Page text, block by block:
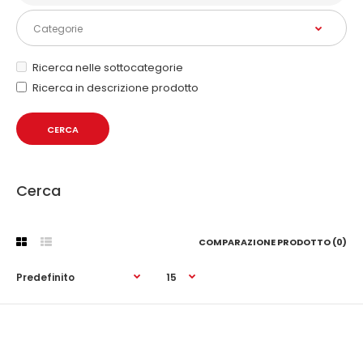
Ricerca nelle sottocategorie
Ricerca in descrizione prodotto
Cerca
COMPARAZIONE PRODOTTO (0)